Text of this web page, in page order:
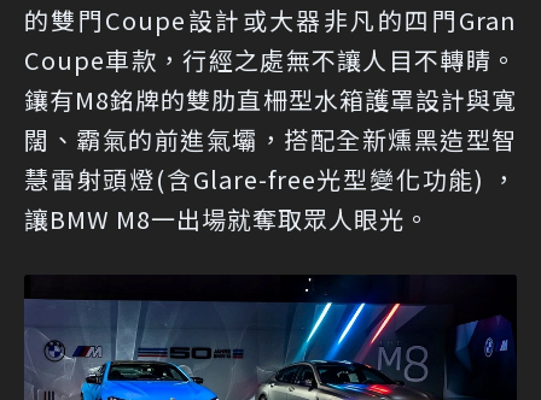
的雙門Coupe設計或大器非凡的四門Gran
Coupe車款，行經之處無不讓人目不轉睛。
鑲有M8銘牌的雙肋直柵型水箱護罩設計與寬
闊、霸氣的前進氣壩，搭配全新燻黑造型智
慧雷射頭燈(含Glare-free光型變化功能) ，
讓BMW M8一出場就奪取眾人眼光。